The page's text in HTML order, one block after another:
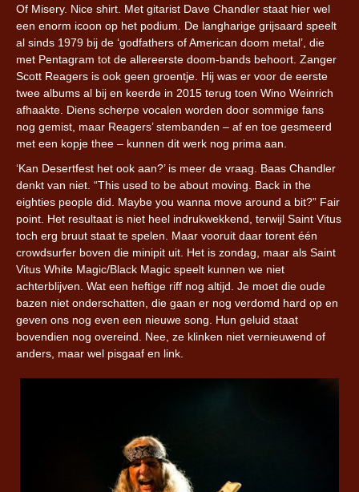
Of Misery. Nice shirt. Met gitarist Dave Chandler staat hier wel
een enorm icoon op het podium. De langharige grijsaard speelt
al sinds 1979 bij de ‘godfathers of American doom metal’, die
met Pentagram tot de allereerste doom-bands behoort. Zanger
Scott Reagers is ook geen groentje. Hij was er voor de eerste
twee albums al bij en keerde in 2015 terug toen Wino Weinrich
afhaakte. Diens scherpe vocalen worden door sommige fans
nog gemist, maar Reagers’ stembanden – af en toe gesmeerd
met een kopje thee – kunnen dit werk nog prima aan.
‘Kan Desertfest het ook aan?’ is meer de vraag. Baas Chandler
denkt van niet. “This used to be about moving. Back in the
eighties people did. Maybe you wanna move around a bit?” Fair
point. Het resultaat is niet heel indrukwekkend, terwijl Saint Vitus
toch erg bruut staat te spelen. Maar vooruit daar torent één
crowdsurfer boven die minipit uit. Het is zondag, maar als Saint
Vitus White Magic/Black Magic speelt kunnen we niet
achterblijven. Wat een heftige riff nog altijd. Je moet die oude
bazen niet onderschatten, die gaan er nog verdomd hard op en
geven ons nog even een nieuwe song. Hun geluid staat
bovendien nog overeind. Nee, ze klinken niet vernieuwend of
anders, maar wel pisgaaf en link.